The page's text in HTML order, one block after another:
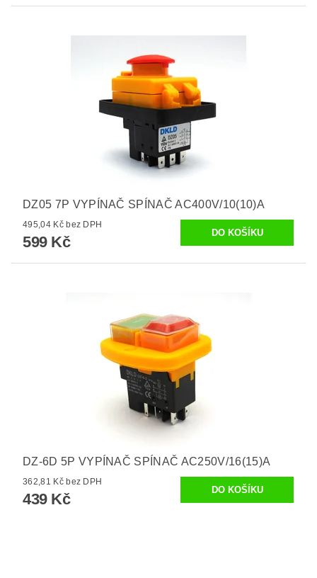
DZ05 7P VYPÍNAČ SPÍNAČ AC400V/10(10)A
495,04 Kč bez DPH
599 Kč
DZ-6D 5P VYPÍNAČ SPÍNAČ AC250V/16(15)A
362,81 Kč bez DPH
439 Kč